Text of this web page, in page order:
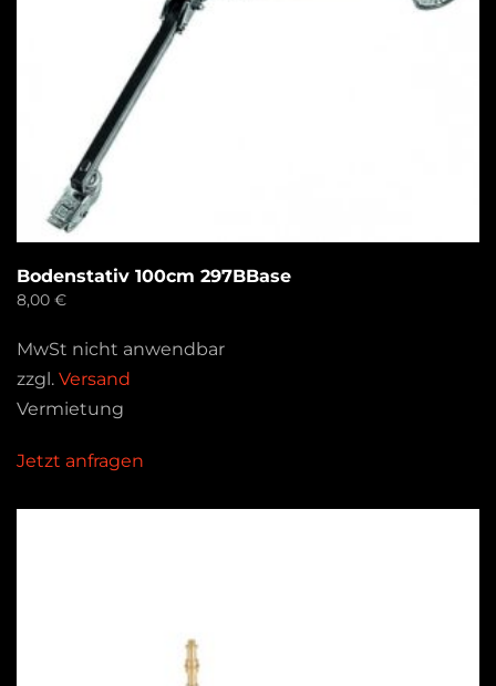
Bodenstativ 100cm 297BBase
8,00 €
MwSt nicht anwendbar
zzgl. Versand
Vermietung
Jetzt anfragen